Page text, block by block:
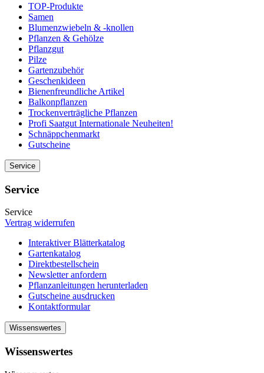
TOP-Produkte
Samen
Blumenzwiebeln & -knollen
Pflanzen & Gehölze
Pflanzgut
Pilze
Gartenzubehör
Geschenkideen
Bienenfreundliche Artikel
Balkonpflanzen
Trockenverträgliche Pflanzen
Profi Saatgut Internationale Neuheiten!
Schnäppchenmarkt
Gutscheine
Service
Service
Service
Vertrag widerrufen
Interaktiver Blätterkatalog
Gartenkatalog
Direktbestellschein
Newsletter anfordern
Pflanzanleitungen herunterladen
Gutscheine ausdrucken
Kontaktformular
Wissenswertes
Wissenswertes